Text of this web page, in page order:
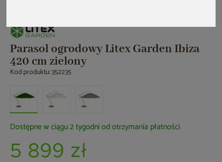
Parasol ogrodowy Litex Garden Ibiza
420 cm zielony
Kod produktu: 352235
Dostępne w ciągu 2 tygodni od otrzymania płatności
5 899 zł